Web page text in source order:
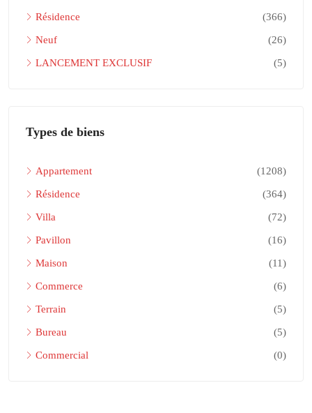
Résidence (366)
Neuf (26)
LANCEMENT EXCLUSIF (5)
Types de biens
Appartement (1208)
Résidence (364)
Villa (72)
Pavillon (16)
Maison (11)
Commerce (6)
Terrain (5)
Bureau (5)
Commercial (0)